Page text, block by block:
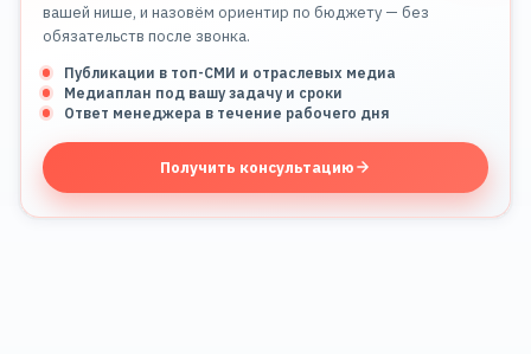
вашей нише, и назовём ориентир по бюджету — без
обязательств после звонка.
Публикации в топ-СМИ и отраслевых медиа
Медиаплан под вашу задачу и сроки
Ответ менеджера в течение рабочего дня
Получить консультацию